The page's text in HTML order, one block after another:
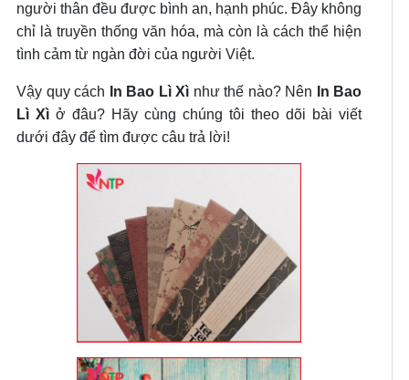
người thân đều được bình an, hạnh phúc. Đây không
chỉ là truyền thống văn hóa, mà còn là cách thể hiện
tình cảm từ ngàn đời của người Việt.
Vậy quy cách In Bao Lì Xì như thế nào? Nên
In Bao
Lì Xì ở đâu? Hãy cùng chúng tôi theo dõi bài viết
dưới đây để tìm được câu trả lời!